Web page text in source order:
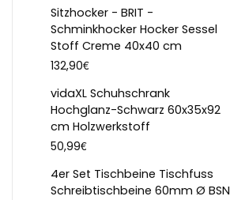
Sitzhocker - BRIT -
Schminkhocker Hocker Sessel
Stoff Creme 40x40 cm
132,90€
vidaXL Schuhschrank
Hochglanz-Schwarz 60x35x92
cm Holzwerkstoff
50,99€
4er Set Tischbeine Tischfuss
Schreibtischbeine 60mm Ø BSN